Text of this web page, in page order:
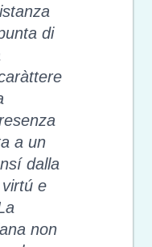
di
a un
dalla
e
non